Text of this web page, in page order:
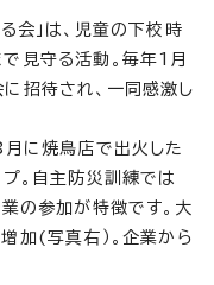
会」は、児童の下校時
見守る活動。毎年1月
招待され、一同感激し
に焼鳥店で出火した
。自主防災訓練では
の参加が特徴です。大
加(写真右）。企業から